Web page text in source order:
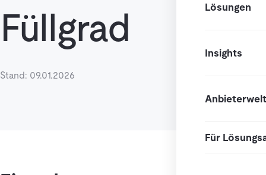
Lösungen
Insights
Anbieterwelt
Für
Füllgrad
Stand: 09.01.2026